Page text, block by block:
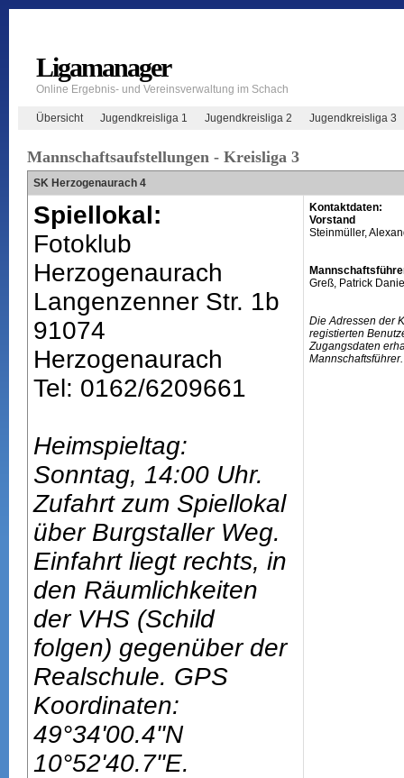
Ligamanager
Online Ergebnis- und Vereinsverwaltung im Schach
Übersicht Jugendkreisliga 1 Jugendkreisliga 2 Jugendkreisliga 3
Mannschaftsaufstellungen - Kreisliga 3
SK Herzogenaurach 4
Spiellokal:
Fotoklub
Herzogenaurach
Langenzenner Str. 1b
91074
Herzogenaurach
Tel: 0162/6209661
Heimspieltag:
Sonntag, 14:00 Uhr.
Zufahrt zum Spiellokal
über Burgstaller Weg.
Einfahrt liegt rechts, in
den Räumlichkeiten
der VHS (Schild
folgen) gegenüber der
Realschule. GPS
Koordinaten:
49°34'00.4"N
10°52'40.7"E.
Kontaktdaten:
Vorstand
Steinmüller,
Greß, Patrick
Die Adressen der
registierten
Zugangsdaten
Mannschaftsführer.